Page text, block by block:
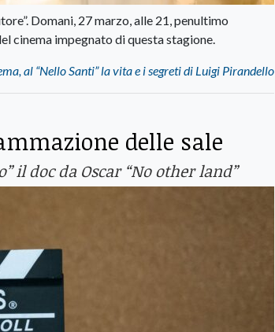
Domani, 27 marzo, alle 21, penultimo
cinema impegnato di questa stagione.
al “Nello Santi” la vita e i segreti di Luigi Pirandello
delle sale
il doc da Oscar “No other land”